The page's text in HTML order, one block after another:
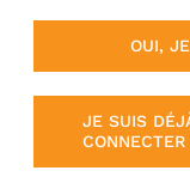
OUI,
JE SUIS
CONNECTER